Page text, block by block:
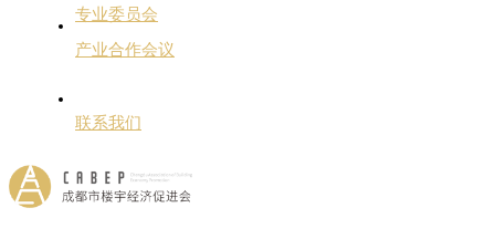
专业委员会
产业合作会议
联系我们